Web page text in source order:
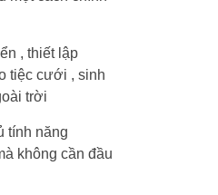
, thiết lập
tiệc cưới , sinh
trời
tính năng
không cần đầu